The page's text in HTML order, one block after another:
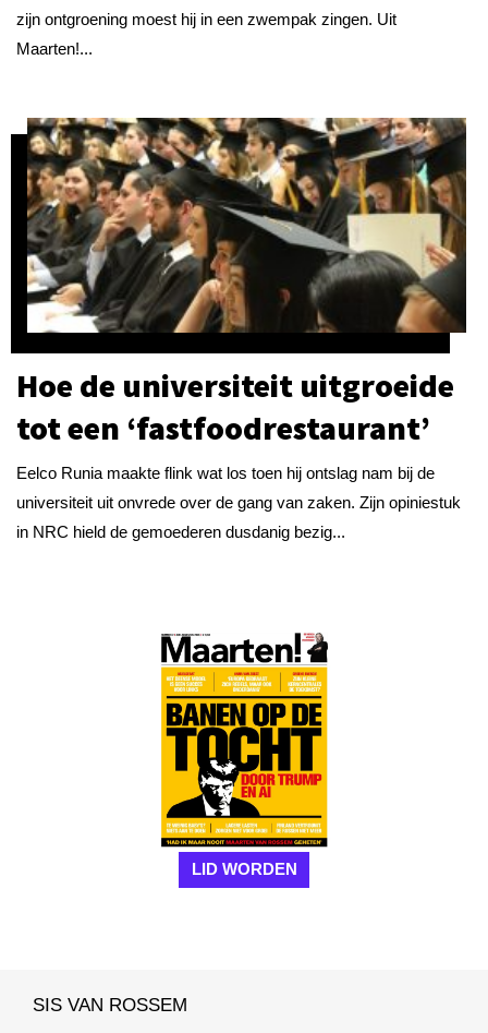
zijn ontgroening moest hij in een zwempak zingen. Uit
Maarten!...
Hoe de universiteit uitgroeide
tot een ‘fastfoodrestaurant’
Eelco Runia maakte flink wat los toen hij ontslag nam bij de
universiteit uit onvrede over de gang van zaken. Zijn opiniestuk
in NRC hield de gemoederen dusdanig bezig...
LID WORDEN
SIS VAN ROSSEM